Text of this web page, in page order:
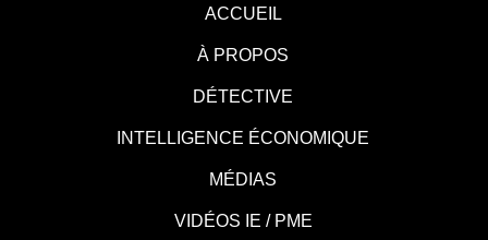
ACCUEIL
À PROPOS
DÉTECTIVE
INTELLIGENCE ÉCONOMIQUE
MÉDIAS
VIDÉOS IE / PME